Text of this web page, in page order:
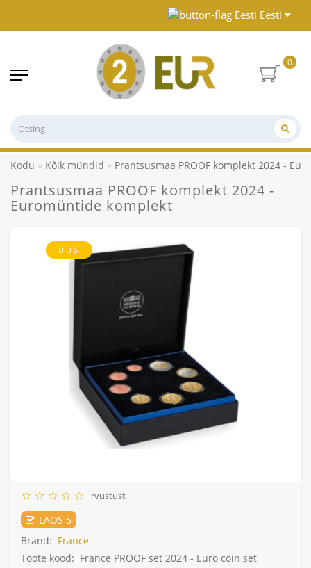
Eesti
0
Kodu Kõik mündid Prantsusmaa PROOF komplekt 2024 -
Prantsusmaa PROOF komplekt 2024 -
Euromüntide komplekt
UUS
rvustust
LAOS 5
Bränd: France
Toote kood: France PROOF set 2024 - Euro coin set